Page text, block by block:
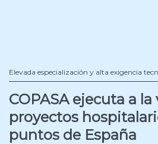
Elevada especialización y alta exigencia
COPASA ejecuta a la
proyectos
puntos de España